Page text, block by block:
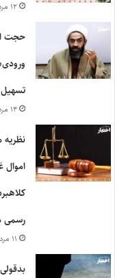
۱۲ مرداد ۱۴۰۵
حجت
۱۴ مرداد ۱۴۰۵
نظریه
اموال
رسمی
۱۱ مرداد ۱۴۰۵